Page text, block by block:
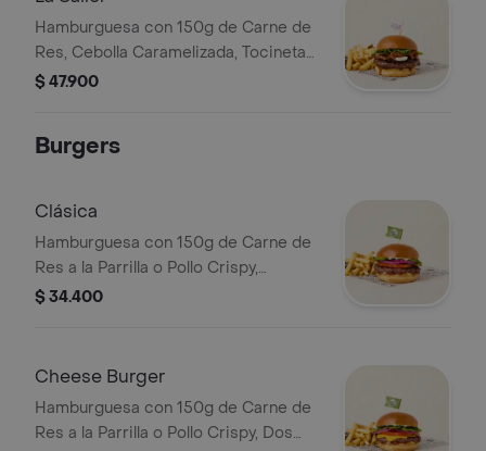
Hamburguesa con 150g de Carne de
Res, Cebolla Caramelizada, Tocineta
Bañada en Salsa BBQ Sailor, Lechuga
Acompañamiento de Papas o
$ 47.900
Burgers
Clásica
Hamburguesa con 150g de Carne de
Res a la Parrilla o Pollo Crispy,
Lechuga, Tomate, Cebolla, Salsa de
Acompañamiento de Papas o
$ 34.400
Cheese Burger
Hamburguesa con 150g de Carne de
Res a la Parrilla o Pollo Crispy, Dos